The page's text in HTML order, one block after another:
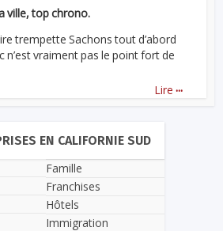
ville, top chrono.
trempette Sachons tout d’abord
n’est vraiment pas le point fort de
Lire ...
EN CALIFORNIE SUD
Famille
Franchises
Hôtels
Immigration